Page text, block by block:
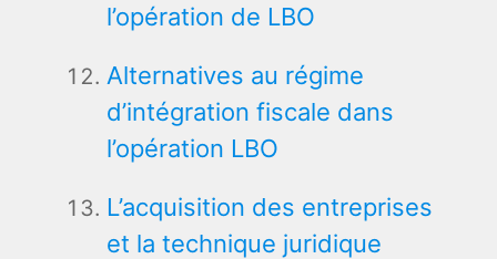
l’opération de LBO
Alternatives au régime
d’intégration fiscale dans
l’opération LBO
L’acquisition des entreprises
et la technique juridique